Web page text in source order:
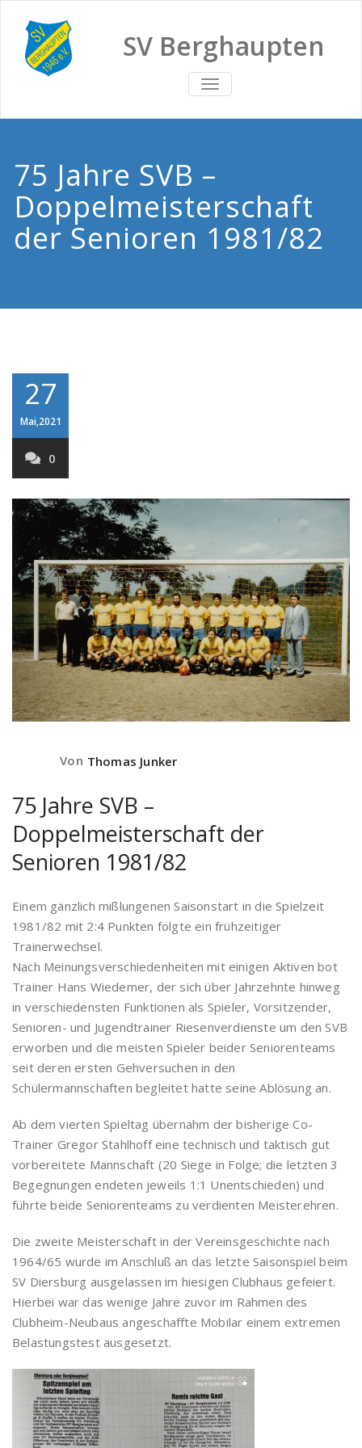
SV Berghaupten
TOGGLE
NAVIGATION
75 Jahre SVB –
Doppelmeisterschaft
der Senioren 1981/82
27
Mai,2021
0
Von Thomas Junker
75 Jahre SVB –
Doppelmeisterschaft der
Senioren 1981/82
Einem gänzlich mißlungenen Saisonstart in die Spielzeit
1981/82 mit 2:4 Punkten folgte ein frühzeitiger
Trainerwechsel.
Nach Meinungsverschiedenheiten mit einigen Aktiven bot
Trainer Hans Wiedemer, der sich über Jahrzehnte hinweg
in verschiedensten Funktionen als Spieler, Vorsitzender,
Senioren- und Jugendtrainer Riesenverdienste um den SVB
erworben und die meisten Spieler beider Seniorenteams
seit deren ersten Gehversuchen in den
Schülermannschaften begleitet hatte seine Ablösung an.
Ab dem vierten Spieltag übernahm der bisherige Co-
Trainer Gregor Stahlhoff eine technisch und taktisch gut
vorbereitete Mannschaft (20 Siege in Folge; die letzten 3
Begegnungen endeten jeweils 1:1 Unentschieden) und
führte beide Seniorenteams zu verdienten Meisterehren.
Die zweite Meisterschaft in der Vereinsgeschichte nach
1964/65 wurde im Anschluß an das letzte Saisonspiel beim
SV Diersburg ausgelassen im hiesigen Clubhaus gefeiert.
Hierbei war das wenige Jahre zuvor im Rahmen des
Clubheim-Neubaus angeschaffte Mobilar einem extremen
Belastungstest ausgesetzt.